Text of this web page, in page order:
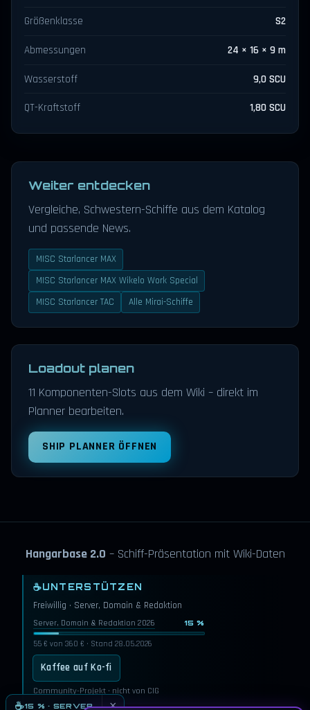
Größenklasse S2
Abmessungen 24 × 16 × 9 m
Wasserstoff 9,0 SCU
QT-Kraftstoff 1,80 SCU
Weiter entdecken
Vergleiche, Schwestern-Schiffe aus dem Katalog
und passende News.
MISC Starlancer MAX
MISC Starlancer MAX Wikelo Work Special
MISC Starlancer TAC
Alle Mirai-Schiffe
Loadout planen
11 Komponenten-Slots aus dem Wiki – direkt im
Planner bearbeiten.
SHIP PLANNER ÖFFNEN
Hangarbase 2.0 – Schiff-Präsentation mit Wiki-Daten
☕UNTERSTÜTZEN
Freiwillig · Server, Domain & Redaktion
Server, Domain & Redaktion 2026 15 %
55 € von 360 € · Stand 28.05.2026
Kaffee auf Ko-fi
Community-Projekt · nicht von CIG
☕15 % · SERVER ×